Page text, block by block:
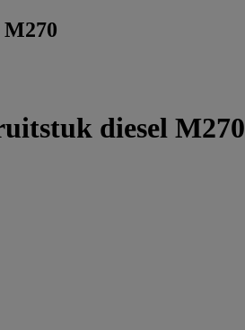
M270
diesel M270